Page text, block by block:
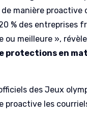
manière proactive
% des entreprises
ou meilleure », révèle
protections en
des Jeux
proactive les